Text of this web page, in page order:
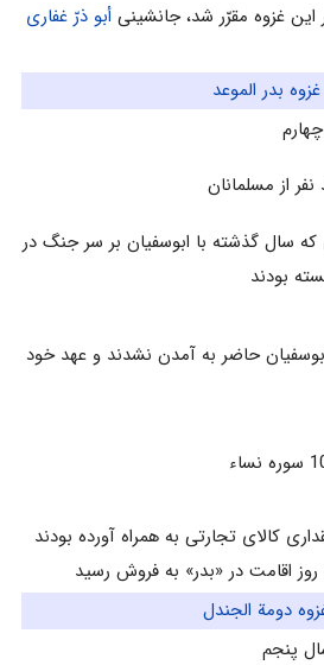
اين غزوه مقرّر شد، جانشینی أبو ذرّ غفارى
غزوه بدر الموعد
از مسلمانان
که سال گذشته با ابوسفیان بر سر جنگ در
بودند
حاضر به آمدن نشدند و عهد خود
كالاى تجارتى به همراه آورده بودند
اقامت در «بدر» به فروش رسيد
دومة الجندل‌
پنجم‌